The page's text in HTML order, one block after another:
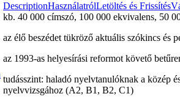
DescriptionHasználatrólLetöltés és Frissítés
kb. 40 000 címszó, 100 000 ekvivalens, 50
az élő beszédet tükröző aktuális szókincs és
az 1993-as helyesírási reformot követő
tudásszint: haladó nyelvtanulóknak a közép
nyelvvizsgához (A2, B1, B2, C1)